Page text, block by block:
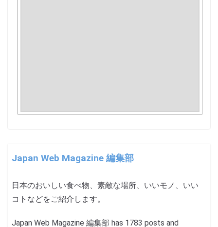
Japan Web Magazine 編集部
日本のおいしい食べ物、素敵な場所、いいモノ、いい
コトなどをご紹介します。
Japan Web Magazine 編集部 has 1783 posts and